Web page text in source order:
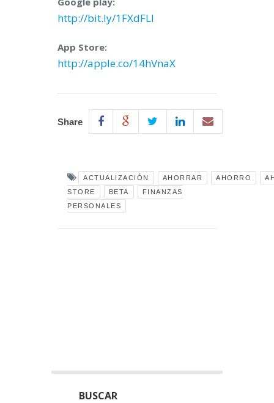
http://bit.ly/1FXdFLl
App Store:
http://apple.co/14hVnaX
Share
ACTUALIZACIÓN AHORRAR AHORRO
STORE
BETA
FINANZAS
PERSONALES
BUSCAR